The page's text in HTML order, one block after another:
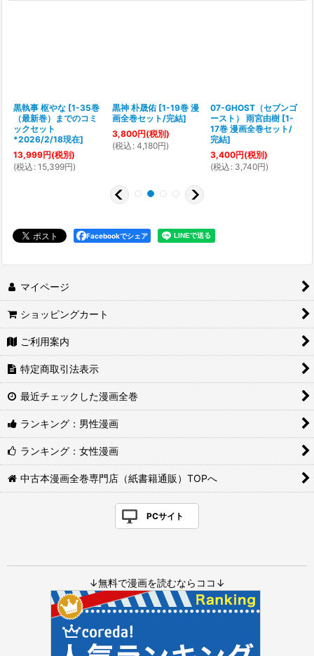
黒執事 枢やな [1-35巻
（最新巻）までのコミ
ックセット
*2026/2/18現在]
13,999円(税別)
(税込 : 15,399円)
黒神 朴晟佑 [1-19巻 漫
画全巻セット/完結]
3,800円(税別)
(税込 : 4,180円)
07-GHOST（セブンゴ
ースト） 雨宮由樹 [1-
17巻 漫画全巻セット/
完結]
3,400円(税別)
(税込 : 3,740円)
Facebookでシェア
マイページ
ショッピングカート
ご利用案内
特定商取引法表示
最近チェックした漫画全巻
ランキング：男性漫画
ランキング：女性漫画
中古本漫画全巻専門店（紙書籍通販）TOPへ
PCサイト
↓無料で漫画を読むならココ↓